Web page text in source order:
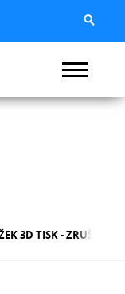
3D TISK - ZRUŠEN